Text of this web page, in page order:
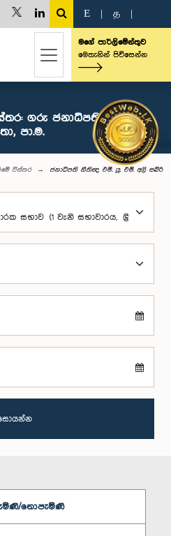
E த
මගේ පාර්ලිමේන්තුව
මෙතැනින් පිවිසෙන්න
ගරු ජනාධිපති නීතිඥ
පා.ම.
විස්තර ජනාධිපති නීතිඥ එම්. යූ. එම්. අලි සබ්රි
නොපැමිණි